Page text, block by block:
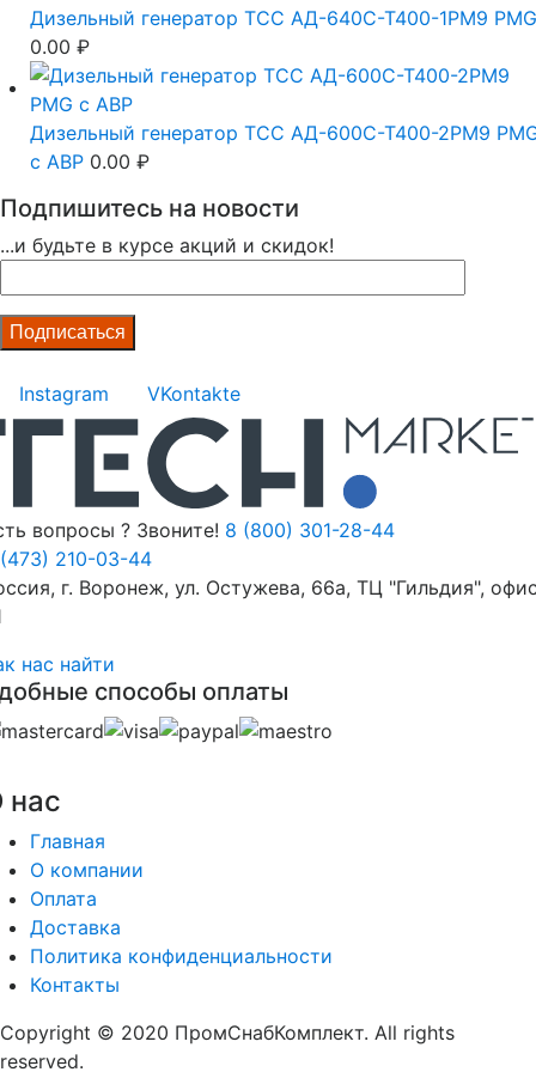
Дизельный генератор ТСС АД-640С-Т400-1РМ9 PMG
0.00 ₽
Дизельный генератор ТСС АД-600С-Т400-2РМ9
c АВР 0.00 ₽
Подпишитесь на новости
...и будьте в курсе акций и скидок!
Instagram VKontakte
вопросы ? Звоните! 8 (800) 301-28-44
210-03-44
г. Воронеж, ул. Остужева, 66а, ТЦ "Гильдия",
нас найти
способы оплаты
нас
Главная
О компании
Оплата
Доставка
Политика конфиденциальности
Контакты
Copyright © 2020 ПромСнабКомплект. All rights
reserved.